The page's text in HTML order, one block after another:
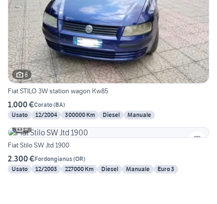
6
Fiat STILO 3W station wagon Kw85
1.000 €Corato(BA)
Usato
12/2004 300000 Km Diesel
Manuale
4
Fiat Stilo SW Jtd 1900
2.300 €Fordongianus(OR)
Usato
12/2003 227000 Km Diesel Manuale Euro 3